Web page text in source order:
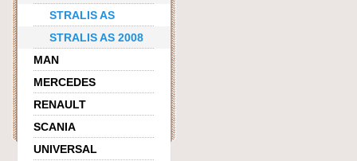
STRALIS AS
STRALIS AS 2008
MAN
MERCEDES
RENAULT
SCANIA
UNIVERSAL